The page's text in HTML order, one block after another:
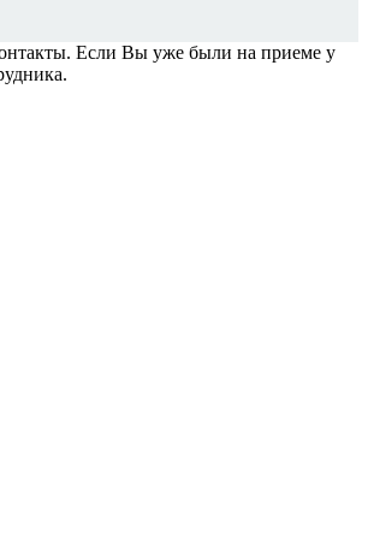
Если Вы уже были на приеме у